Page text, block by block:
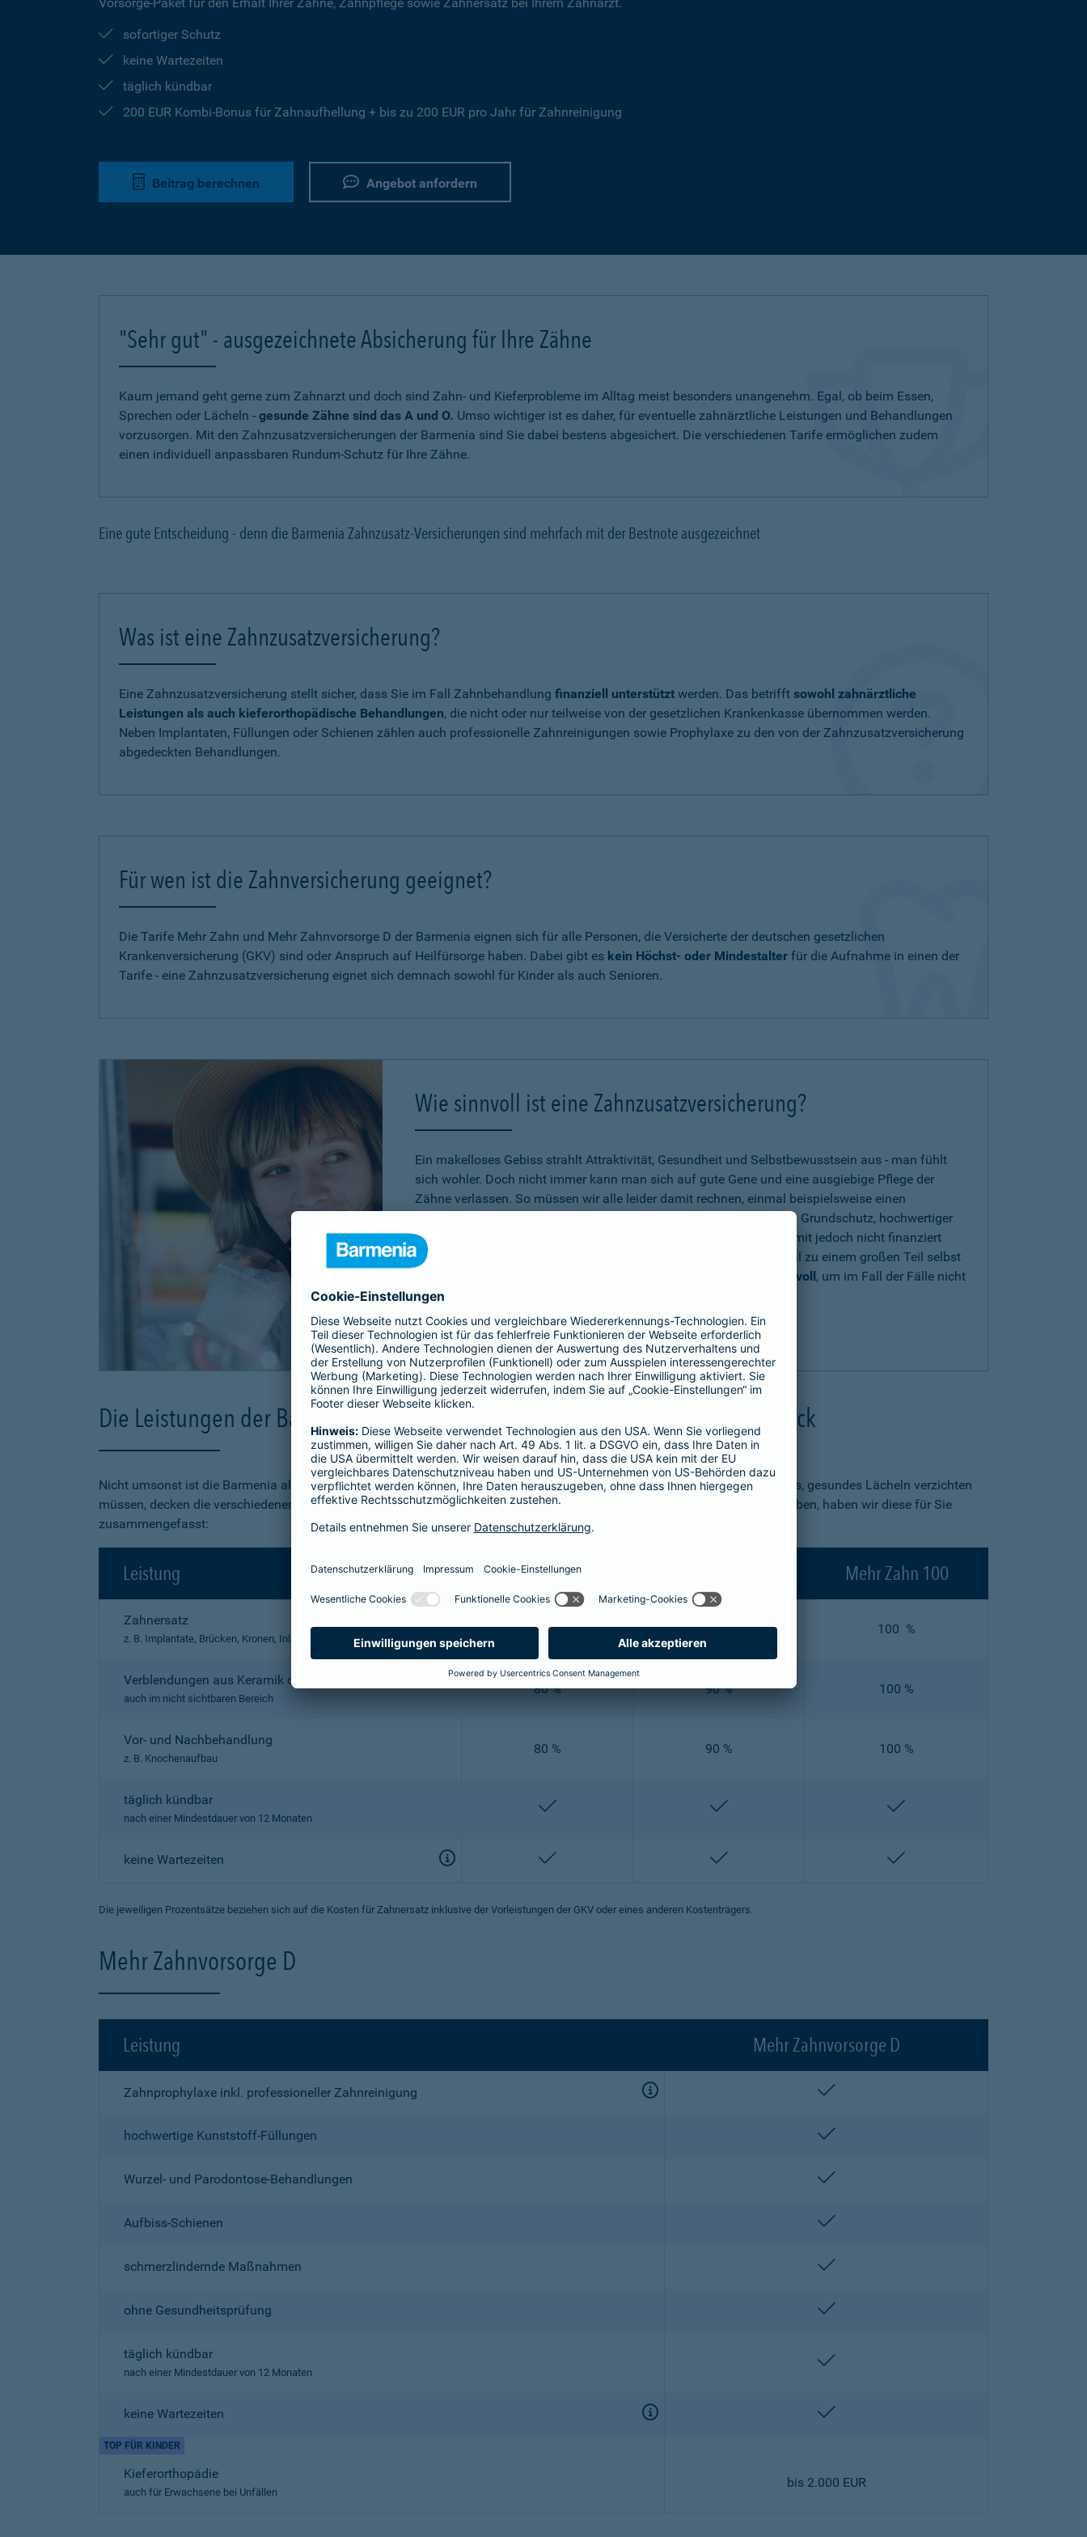
sofortiger Schutz
keine Wartezeiten
täglich kündbar
200 EUR Kombi-Bonus für Zahnaufhellung + bis zu 200 EUR pro Jahr für Zahnreinigung
Beitrag berechnen Angebot anfordern
"Sehr gut" - ausgezeichnete Absicherung für Ihre Zähne
Kaum jemand geht gerne zum Zahnarzt und doch sind Zahn- und Kieferprobleme im Alltag meist besonders unangenehm. Egal, ob beim Essen,
Sprechen oder Lächeln - gesunde Zähne sind das A und O. Umso wichtiger ist es daher, für eventuelle zahnärztliche Leistungen und Behandlungen
vorzusorgen. Mit den Zahnzusatzversicherungen der Barmenia sind Sie dabei bestens abgesichert. Die verschiedenen Tarife ermöglichen zudem
einen individuell anpassbaren Rundum-Schutz für Ihre Zähne.
Eine gute Entscheidung - denn die Barmenia Zahnzusatz-Versicherungen sind mehrfach mit der Bestnote ausgezeichnet
Was ist eine Zahnzusatzversicherung?
Eine Zahnzusatzversicherung stellt sicher, dass Sie im Fall Zahnbehandlung finanziell unterstützt werden. Das betrifft sowohl zahnärztliche
Leistungen als auch kieferorthopädische Behandlungen, die nicht oder nur teilweise von der gesetzlichen Krankenkasse übernommen werden.
Neben Implantaten, Füllungen oder Schienen zählen auch professionelle Zahnreinigungen sowie Prophylaxe zu den von der Zahnzusatzversicherung
abgedeckten Behandlungen.
Für wen ist die Zahnversicherung geeignet?
Die Tarife Mehr Zahn und Mehr Zahnvorsorge D der Barmenia eignen sich für alle Personen, die Versicherte der deutschen gesetzlichen
Krankenversicherung (GKV) sind oder Anspruch auf Heilfürsorge haben. Dabei gibt es kein Höchst- oder Mindestalter für die Aufnahme in einen der
Tarife - eine Zahnzusatzversicherung eignet sich demnach sowohl für Kinder als auch Senioren.
Wie sinnvoll ist eine Zahnzusatzversicherung?
Ein makelloses Gebiss strahlt Attraktivität, Gesundheit und Selbstbewusstsein aus - man fühlt
sich wohler. Doch nicht immer kann man sich auf gute Gene und eine ausgiebige Pflege der
Zähne verlassen. So müssen wir alle leider damit rechnen, einmal beispielsweise einen
Zahnersatz zu benötigen. Gesetzliche Leistungen bieten zwar einen Grundschutz, hochwertiger
Zahnersatz wie Kronen, Brücken, Implantate oder Inlays können damit jedoch nicht finanziert
werden. Der Versicherte muss diese Leistungen über den Eigenanteil zu einem großen Teil selbst
Zahnzusatzversicherung sinnvoll, um im Fall der Fälle nicht
auf die eigenen finanziellen Möglichkeiten beschränkt zu sein.
Lassen Sie sich gerneindividuell und persönlich von uns beraten
Die Leistungen der Barmenia Zahnzusatzversicherung Mehr Zahn im Überblick
Nicht umsonst ist die Barmenia als "exzellente" Zahnzusatzversicherung ausgezeichnet: Damit Sie nicht auf ein strahlendes, gesundes Lächeln verzichten
müssen, decken die verschiedenen Produkte eine Vielzahl an verschiedenen Leistungen ab. Um Ihnen einen Überblick zu geben, haben wir diese für Sie
zusammengefasst:
Leistung Mehr Zahn 80 Mehr Zahn 100
Zahnersatz
z. B. Implantate, Brücken, Kronen, Inlays, Prothesen
80 % 90 % 100 %
Verblendungen aus Keramik oder Kunststoff
auch im nicht sichtbaren Bereich
80 % 90 % 100 %
Vor- und Nachbehandlung
z. B. Knochenaufbau
80 % 90 % 100 %
täglich kündbar
nach einer Mindestdauer von 12 Monaten
enthalten enthalten
keine Wartezeiten enthalten enthalten
Die jeweiligen Prozentsätze beziehen sich auf die Kosten für Zahnersatz inklusive der Vorleistungen der GKV oder eines anderen Kostenträgers.
Mehr Zahnvorsorge D
Leistung Mehr Zahnvorsorge D
Zahnprophylaxe inkl. professioneller Zahnreinigung enthalten
hochwertige Kunststoff-Füllungen enthalten
Wurzel- und Parodontose-Behandlungen enthalten
Aufbiss-Schienen enthalten
schmerzlindernde Maßnahmen enthalten
ohne Gesundheitsprüfung enthalten
täglich kündbar
nach einer Mindestdauer von 12 Monaten
enthalten
keine Wartezeiten enthalten
TOP FÜR KINDER
Kieferorthopädie
auch für Erwachsene bei Unfällen
bis 2.000 EUR